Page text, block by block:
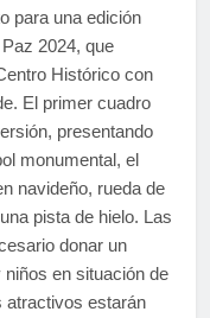
para una edición
2024, que
Histórico con
El primer cuadro
presentando
monumental, el
navideño, rueda de
pista de hielo. Las
donar un
en situación de
atractivos estarán